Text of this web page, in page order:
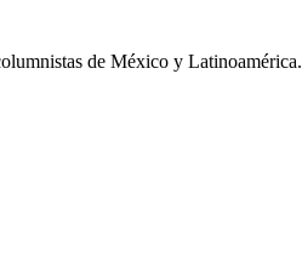
de México y Latinoamérica.